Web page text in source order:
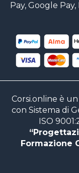
Pay, Google
Corsi.online è
con Sistema di
ISO
Formazione